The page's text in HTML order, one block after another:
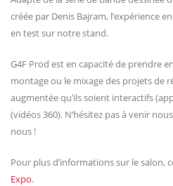
créée par Denis Bajram, l’expérience
en test sur notre stand.
G4F Prod est en capacité de prendre
montage ou le mixage des projets de
augmentée qu’ils soient interactifs
(vidéos 360). N’hésitez pas à venir
nous !
Pour plus d’informations sur le salon,
Expo.